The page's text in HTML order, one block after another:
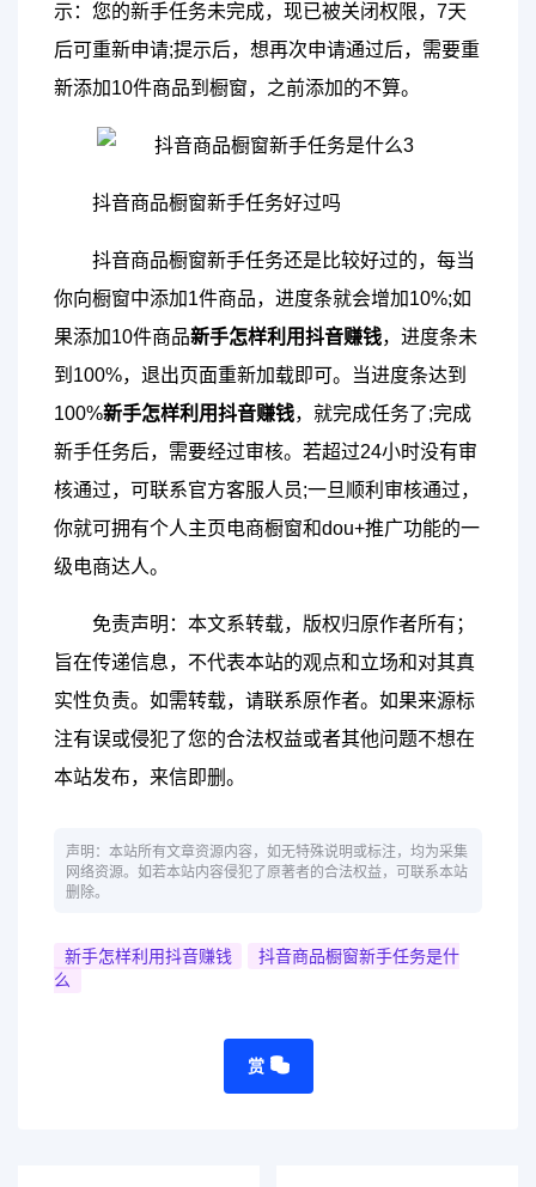
示：您的新手任务未完成，现已被关闭权限，7天
后可重新申请;提示后，想再次申请通过后，需要重
新添加10件商品到橱窗，之前添加的不算。
抖音商品橱窗新手任务好过吗
抖音商品橱窗新手任务还是比较好过的，每当
你向橱窗中添加1件商品，进度条就会增加10%;如
果添加10件商品新手怎样利用抖音赚钱，进度条未
到100%，退出页面重新加载即可。当进度条达到
100%新手怎样利用抖音赚钱，就完成任务了;完成
新手任务后，需要经过审核。若超过24小时没有审
核通过，可联系官方客服人员;一旦顺利审核通过，
你就可拥有个人主页电商橱窗和dou+推广功能的一
级电商达人。
免责声明：本文系转载，版权归原作者所有；
旨在传递信息，不代表本站的观点和立场和对其真
实性负责。如需转载，请联系原作者。如果来源标
注有误或侵犯了您的合法权益或者其他问题不想在
本站发布，来信即删。
声明：本站所有文章资源内容，如无特殊说明或标注，均为采集
网络资源。如若本站内容侵犯了原著者的合法权益，可联系本站
删除。
新手怎样利用抖音赚钱
抖音商品橱窗新手任务是什
么
赏